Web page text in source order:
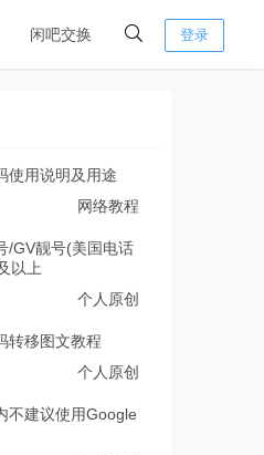
闲吧交换 登录
使用说明及用途
网络教程
/GV靓号(美国电话
以上
个人原创
转移图文教程
个人原创
不建议使用Google